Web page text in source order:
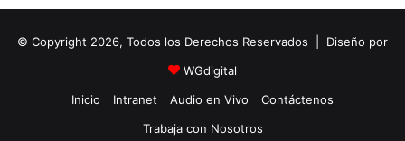
© Copyright 2026, Todos los Derechos Reservados | Diseño por
WGdigital
Inicio
Intranet Audio en Vivo
Contáctenos
Trabaja con Nosotros